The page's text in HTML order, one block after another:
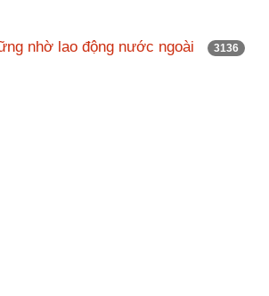
nhờ lao động nước ngoài 3136